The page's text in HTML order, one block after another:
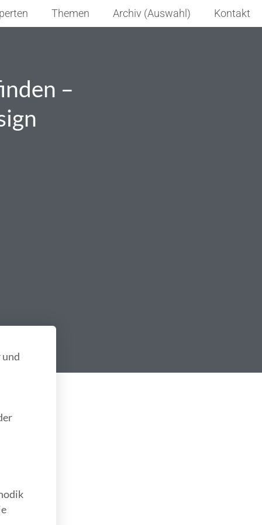
Themen Archiv (Auswahl) Kontakt
–
und